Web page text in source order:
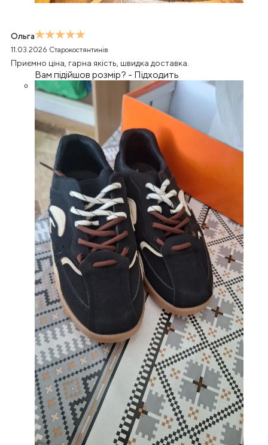
Ольга
11.03.2026 Старокостянтинів
Приємно ціна, гарна якість, швидка доставка.
Вам підійшов розмір? - Підходить